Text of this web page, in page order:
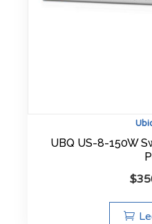
UBQ US-8-150W
$